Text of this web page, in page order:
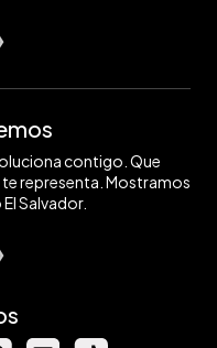
contigo. Que
representa. Mostramos
Salvador.